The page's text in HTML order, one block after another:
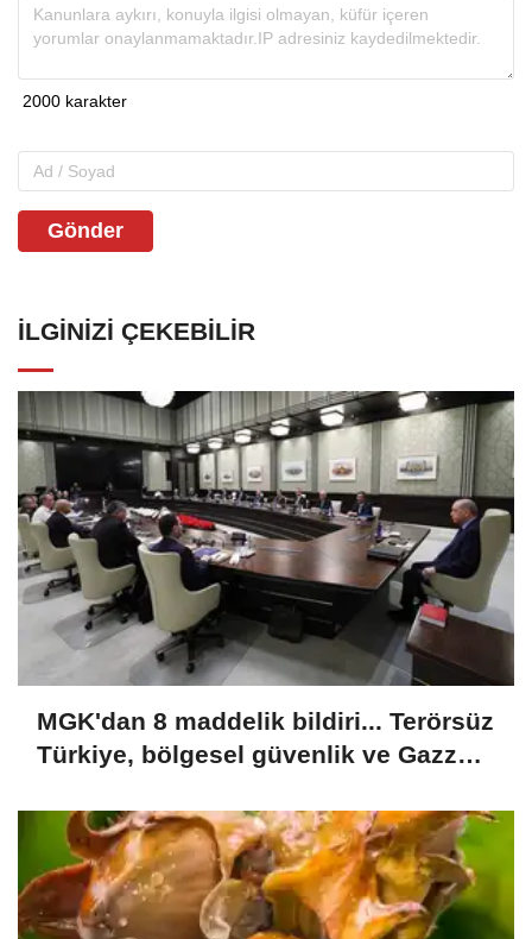
Gönder
İLGINIZI ÇEKEBILIR
MGK'dan 8 maddelik bildiri... Terörsüz
Türkiye, bölgesel güvenlik ve Gazze